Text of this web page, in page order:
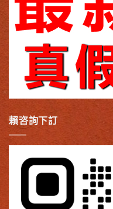
賴咨詢下訂